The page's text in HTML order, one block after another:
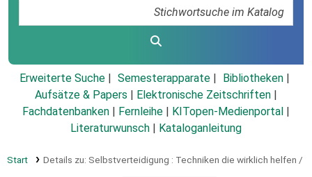
Erweiterte Suche Semesterapparate
Bibliotheken
Aufsätze & Papers
Elektronische Zeitschriften
Fachdatenbanken
Fernleihe KITopen-Medienportal
Literaturwunsch
Kataloganleitung
Start Details zu: Selbstverteidigung : Techniken die wirklich helfen /